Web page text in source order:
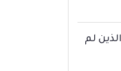
لم